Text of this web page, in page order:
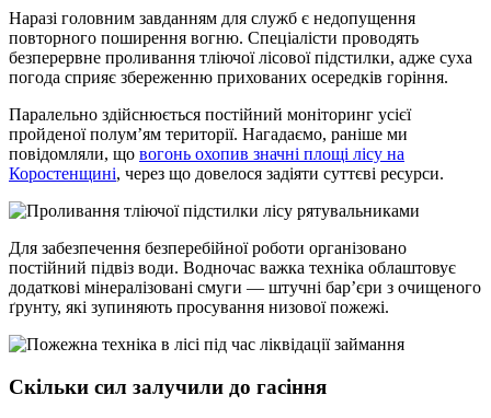
Наразі головним завданням для служб є недопущення
повторного поширення вогню. Спеціалісти проводять
безперервне проливання тліючої лісової підстилки, адже суха
погода сприяє збереженню прихованих осередків горіння.
Паралельно здійснюється постійний моніторинг усієї
пройденої полум’ям території. Нагадаємо, раніше ми
повідомляли, що вогонь охопив значні площі лісу на
Коростенщині, через що довелося задіяти суттєві ресурси.
Для забезпечення безперебійної роботи організовано
постійний підвіз води. Водночас важка техніка облаштовує
додаткові мінералізовані смуги — штучні бар’єри з очищеного
ґрунту, які зупиняють просування низової пожежі.
Скільки сил залучили до гасіння